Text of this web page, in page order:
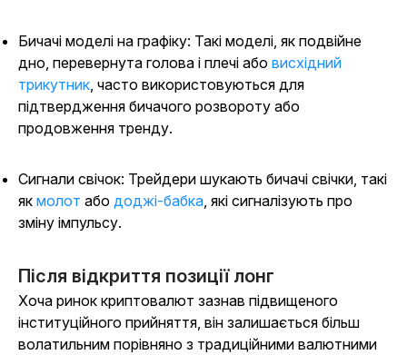
Бичачі моделі на графіку: Такі моделі, як подвійне
дно, перевернута голова і плечі або висхідний
трикутник , часто використовуються для
підтвердження бичачого розвороту або
продовження тренду.
Сигнали свічок: Трейдери шукають бичачі свічки, такі
як молот або доджі-бабка , які сигналізують про
зміну імпульсу.
Після відкриття позиції лонг
Хоча ринок криптовалют зазнав підвищеного
інституційного прийняття, він залишається більш
волатильним порівняно з традиційними валютними